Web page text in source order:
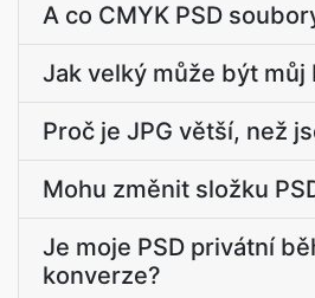
A co CMYK PSD
Jak velký může být můj
Proč je JPG větší, než
Mohu změnit složku
Je moje PSD privátní
konverze?